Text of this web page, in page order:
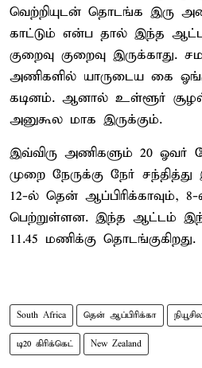
வெற்றியுடன் தொடங்க இரு
காட்டும் என்ப தால் இந்த
குறைவு குறைவு
அணிகளில் யாருடைய கை
கடினம். ஆனால் உள்ளூர் சூழல்
அனுகூல மாக இருக்கும்.
இவ்விரு அணிகளும் 20 ஓவர்
முறை நேருக்கு நேர்
12-ல் தென் ஆப்பிரிக்காவும், 8-
பெற்றுள்ளன. இந்த ஆட்டம்
11.45 மணிக்கு தொடங்குகிறது.
South Africa தென் ஆப்பிரிக்கா
டி20 கிரிக்கெட் New Zealand